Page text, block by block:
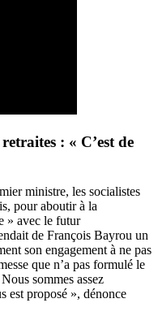
: « C’est de
ministre, les socialistes
pour aboutir à la
» avec le futur
de François Bayrou un
son engagement à ne pas
que n’a pas formulé le
sommes assez
est proposé », dénonce